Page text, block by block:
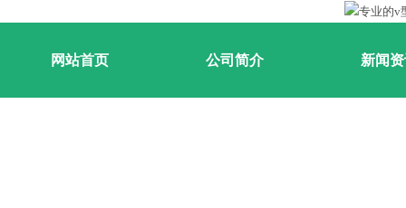
网站首页 公司简介 新闻